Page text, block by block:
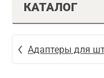
КАТАЛОГ
Адаптеры для